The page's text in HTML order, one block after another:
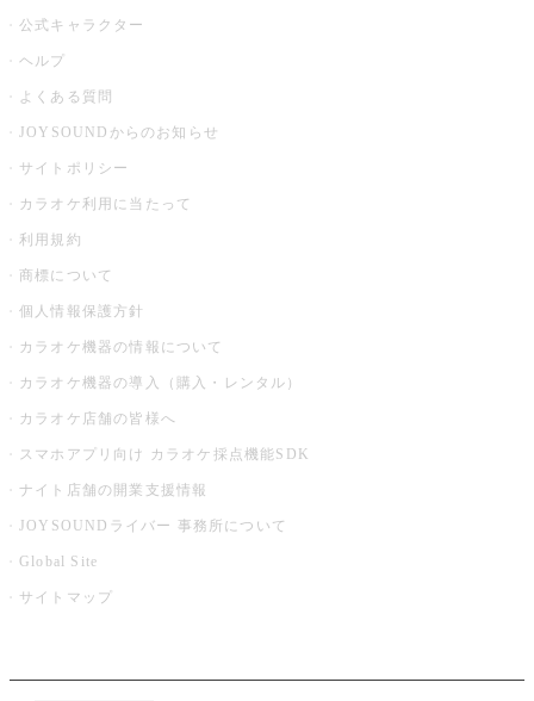
公式キャラクター
ヘルプ
よくある質問
JOYSOUNDからのお知らせ
サイトポリシー
カラオケ利用に当たって
利用規約
商標について
個人情報保護方針
カラオケ機器の情報について
カラオケ機器の導入（購入・レンタル）
カラオケ店舗の皆様へ
スマホアプリ向け カラオケ採点機能SDK
ナイト店舗の開業支援情報
JOYSOUNDライバー 事務所について
Global Site
サイトマップ